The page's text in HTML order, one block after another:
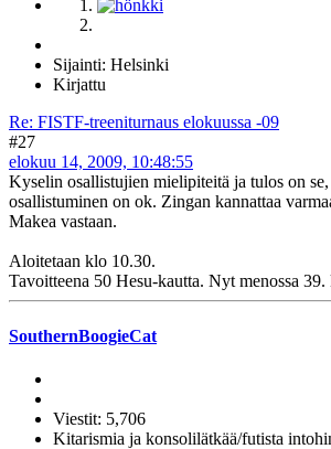
Sijainti: Helsinki
Kirjattu
Re: FISTF-treeniturnaus elokuussa -09
#27
elokuu 14, 2009, 10:48:55
Kyselin osallistujien mielipiteitä ja tulos on se,
osallistuminen on ok. Zingan kannattaa
Makea vastaan.
Aloitetaan klo 10.30.
Tavoitteena 50 Hesu-kautta. Nyt menossa 39.
SouthernBoogieCat
Viestit: 5,706
Kitarismia ja konsolilätkää/futista